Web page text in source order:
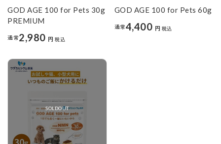
GOD AGE 100 for Pets 30g
PREMIUM
通常2,980 円 税込
GOD AGE 100 for Pets 60g
通常4,400 円 税込
SOLDOUT